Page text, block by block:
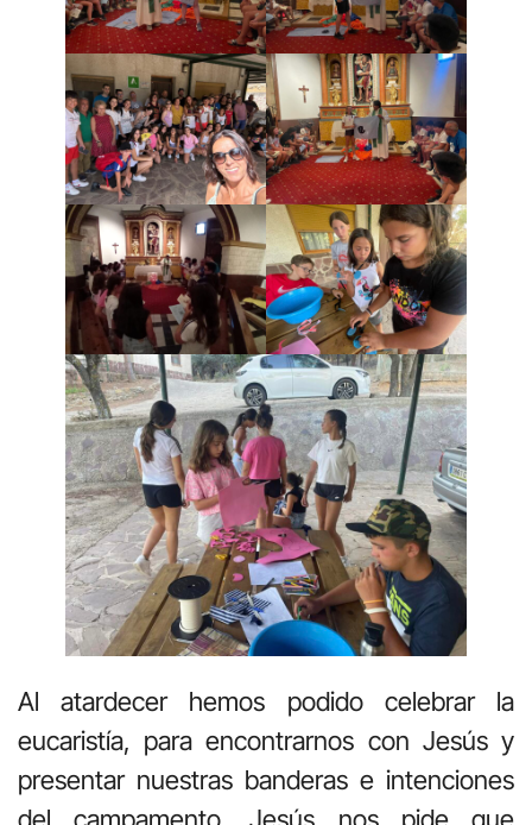
Al atardecer hemos podido celebrar la
eucaristía, para encontrarnos con Jesús y
presentar nuestras banderas e intenciones
del campamento. Jesús nos pide que